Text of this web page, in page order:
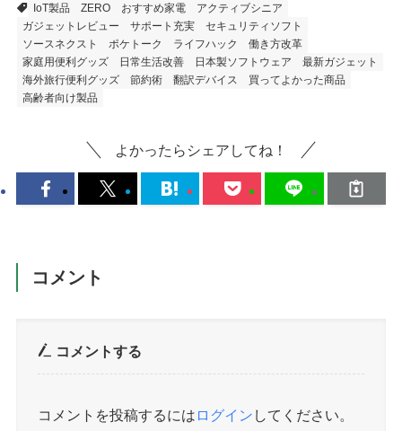
IoT製品
ZERO おすすめ家電
アクティブシニア
ガジェットレビュー
サポート充実
セキュリティソフト
ソースネクスト
ポケトーク ライフハック
働き方改革
家庭用便利グッズ
日常生活改善 日本製ソフトウェア
最新ガジェット
海外旅行便利グッズ
節約術 翻訳デバイス
買ってよかった商品
高齢者向け製品
よかったらシェアしてね！
コメント
コメントする
コメントを投稿するには ログイン してください。